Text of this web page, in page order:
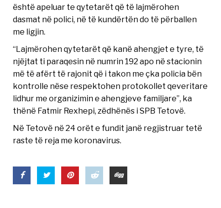
është apeluar te qytetarët që të lajmërohen
dasmat në polici, në të kundërtën do të përballen
me ligjin.
“Lajmërohen qytetarët që kanë ahengjet e tyre, të
njëjtat ti paraqesin në numrin 192 apo në stacionin
më të afërt të rajonit që i takon me çka policia bën
kontrolle nëse respektohen protokollet qeveritare
lidhur me organizimin e ahengjeve familjare”, ka
thënë Fatmir Rexhepi, zëdhënës i SPB Tetovë.
Në Tetovë në 24 orët e fundit janë regjistruar tetë
raste të reja me koronavirus.